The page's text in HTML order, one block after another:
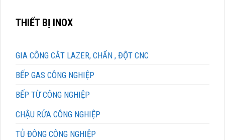
THIẾT BỊ INOX
GIA CÔNG CẮT LAZER, CHẤN , ĐỘT CNC
BẾP GAS CÔNG NGHIỆP
BẾP TỪ CÔNG NGHIỆP
CHẬU RỬA CÔNG NGHIỆP
TỦ ĐÔNG CÔNG NGHIỆP